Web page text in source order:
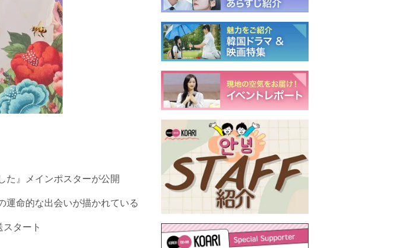
た』メインポスターが公開
命的な出会いが描かれている
タート